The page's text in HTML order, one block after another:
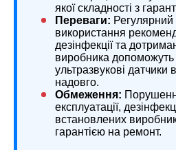
якої складності з
Переваги:
використання
дезінфекції та
виробника допоможуть
ультразвукові датчики
надовго.
Обмеження:
експлуатації,
встановлених
гарантією на ремонт.